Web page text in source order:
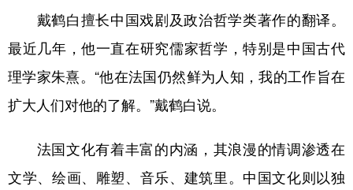
戴鹤白擅长中国戏剧及政治哲学类著作的翻译。
最近几年，他一直在研究儒家哲学，特别是中国古代
理学家朱熹。“他在法国仍然鲜为人知，我的工作旨在
扩大人们对他的了解。”戴鹤白说。
法国文化有着丰富的内涵，其浪漫的情调渗透在
文学、绘画、雕塑、音乐、建筑里。中国文化则以独